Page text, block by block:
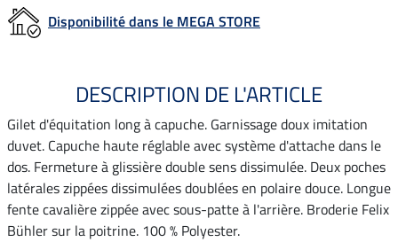
Disponibilité dans le MEGA STORE
DESCRIPTION DE L'ARTICLE
Gilet d'équitation long à capuche. Garnissage doux imitation
duvet. Capuche haute réglable avec système d'attache dans le
dos. Fermeture à glissière double sens dissimulée. Deux poches
latérales zippées dissimulées doublées en polaire douce. Longue
fente cavalière zippée avec sous-patte à l'arrière. Broderie Felix
Bühler sur la poitrine. 100 % Polyester.